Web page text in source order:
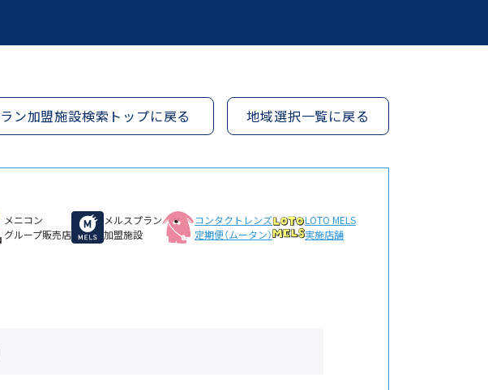
ン加盟施設検索トップに戻る 地域選択一覧に戻る
メニコン
グループ販売店
メルスプラン
加盟施設
コンタクトレンズ
定期便（ムータン）
LOTO MELS
実施店舗